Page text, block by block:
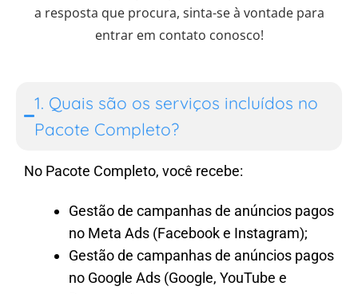
a resposta que procura, sinta-se à vontade para
entrar em contato conosco!
1. Quais são os serviços incluídos no
Pacote Completo?
No Pacote Completo, você recebe:
Gestão de campanhas de anúncios pagos
no Meta Ads (Facebook e Instagram);
Gestão de campanhas de anúncios pagos
no Google Ads (Google, YouTube e